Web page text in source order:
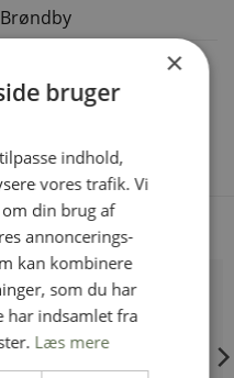
×
bruger
indhold,
vores trafik. Vi
din brug af
annoncerings-
kan kombinere
som du har
har indsamlet fra
Læs mere